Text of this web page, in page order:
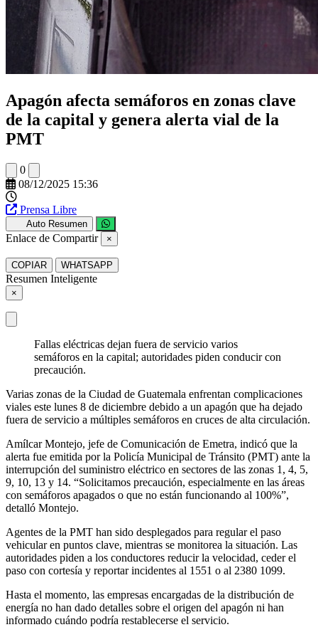
Apagón afecta semáforos en zonas clave
de la capital y genera alerta vial de la
PMT
0
08/12/2025 15:36
Prensa Libre
Auto Resumen
Enlace de Compartir ×
COPIAR WHATSAPP
Resumen Inteligente
×
Fallas eléctricas dejan fuera de servicio varios
semáforos en la capital; autoridades piden conducir con
precaución.
Varias zonas de la Ciudad de Guatemala enfrentan complicaciones
viales este lunes 8 de diciembre debido a un apagón que ha dejado
fuera de servicio a múltiples semáforos en cruces de alta circulación.
Amílcar Montejo, jefe de Comunicación de Emetra, indicó que la
alerta fue emitida por la Policía Municipal de Tránsito (PMT) ante la
interrupción del suministro eléctrico en sectores de las zonas 1, 4, 5,
9, 10, 13 y 14. “Solicitamos precaución, especialmente en las áreas
con semáforos apagados o que no están funcionando al 100%”,
detalló Montejo.
Agentes de la PMT han sido desplegados para regular el paso
vehicular en puntos clave, mientras se monitorea la situación. Las
autoridades piden a los conductores reducir la velocidad, ceder el
paso con cortesía y reportar incidentes al 1551 o al 2380 1099.
Hasta el momento, las empresas encargadas de la distribución de
energía no han dado detalles sobre el origen del apagón ni han
informado cuándo podría restablecerse el servicio.